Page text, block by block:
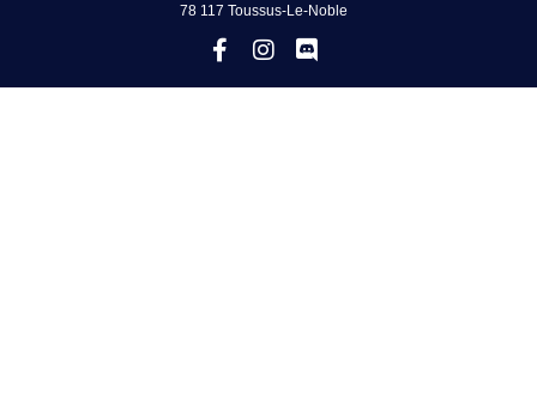
78 117 Toussus-Le-Noble